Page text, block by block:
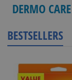
DERMO CARE
BESTSELLERS